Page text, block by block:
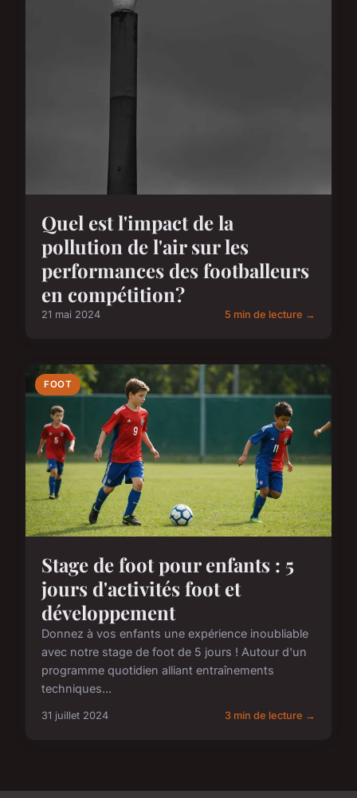
Quel est l'impact de la
pollution de l'air sur les
performances des footballeurs
en compétition?
21 mai 2024 5 min de lecture →
FOOT
Stage de foot pour enfants : 5
jours d'activités foot et
développement
Donnez à vos enfants une expérience inoubliable
avec notre stage de foot de 5 jours ! Autour d'un
programme quotidien alliant entraînements
techniques...
31 juillet 2024 3 min de lecture →